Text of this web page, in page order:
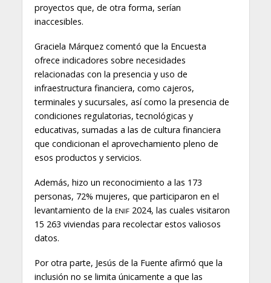
proyectos que, de otra forma, serían
inaccesibles.
Graciela Márquez comentó que la Encuesta
ofrece indicadores sobre necesidades
relacionadas con la presencia y uso de
infraestructura financiera, como cajeros,
terminales y sucursales, así como la presencia de
condiciones regulatorias, tecnológicas y
educativas, sumadas a las de cultura financiera
que condicionan el aprovechamiento pleno de
esos productos y servicios.
Además, hizo un reconocimiento a las 173
personas, 72% mujeres, que participaron en el
levantamiento de la ENIF2024, las cuales visitaron
15 263 viviendas para recolectar estos valiosos
datos.
Por otra parte, Jesús de la Fuente afirmó que la
inclusión no se limita únicamente a que las